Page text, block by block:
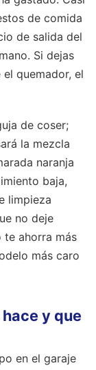
de comida
de salida del
Si dejas
quemador, el
de coser;
la mezcla
naranja
baja,
limpieza
no deje
te ahorra más
más caro
y que
en el garaje